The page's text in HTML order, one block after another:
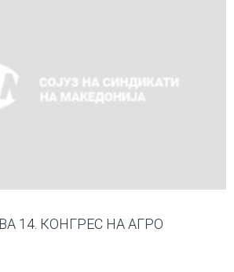
14. КОНГРЕС НА АГРО